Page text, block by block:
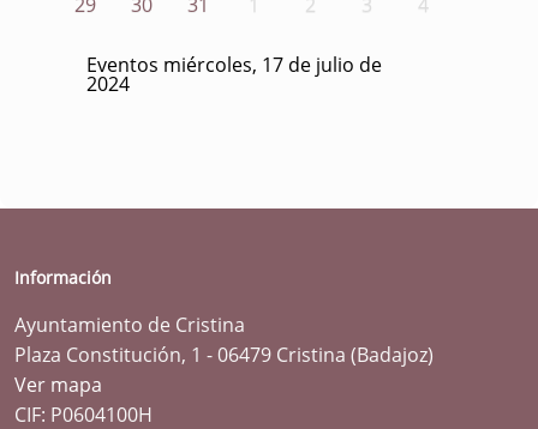
Eventos miércoles, 17 de julio de
2024
Información
Ayuntamiento de Cristina
Plaza Constitución, 1 - 06479 Cristina (Badajoz)
Ver mapa
CIF: P0604100H